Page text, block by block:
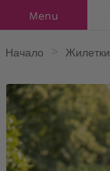
Menu
Начало Жилетки